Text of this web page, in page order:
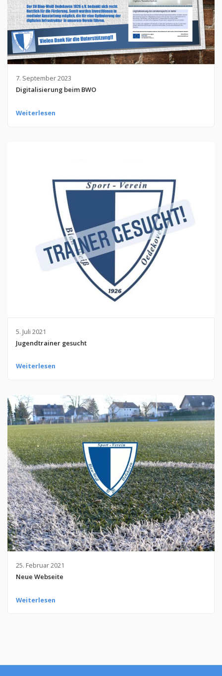
7. September 2023
Digitalisierung beim BWO
Weiterlesen
5. Juli 2021
Jugendtrainer gesucht
Weiterlesen
25. Februar 2021
Neue Webseite
Weiterlesen